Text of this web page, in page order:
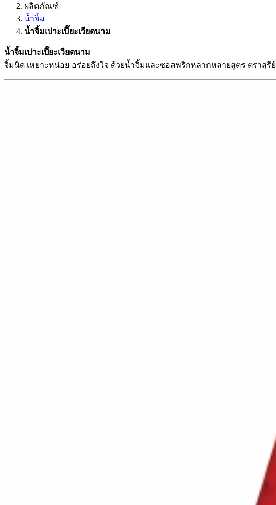
ผลิตภัณฑ์
น้ำจิ้ม
น้ำจิ้มเปาะเปี๊ยะเวียดนาม
น้ำจิ้มเปาะเปี๊ยะเวียดนาม
จิ้มนิด เหยาะหน่อย อร่อยถึงใจ ด้วยน้ำจิ้มและซอสพริกหลากหลายสูตร ตราสุรีย์